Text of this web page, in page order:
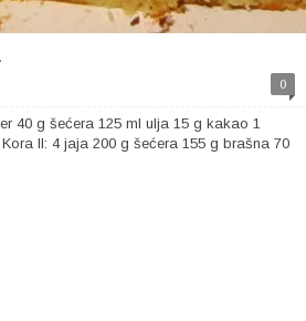
0
40 g šećera 125 ml ulja 15 g kakao 1
II: 4 jaja 200 g šećera 155 g brašna 70